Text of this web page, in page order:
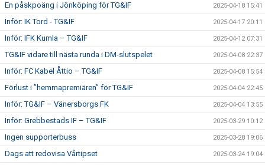
En påskpoäng i Jönköping för TG&IF 2025-04-18 15:41
Inför: IK Tord - TG&IF 2025-04-17 20:11
Inför: IFK Kumla – TG&IF 2025-04-12 07:31
TG&IF vidare till nästa runda i DM-slutspelet 2025-04-08 22:37
Inför: FC Kabel Åttio – TG&IF 2025-04-08 15:54
Förlust i ”hemmapremiären” för TG&IF 2025-04-04 22:45
Inför: TG&IF – Vänersborgs FK 2025-04-04 13:55
Inför: Grebbestads IF – TG&IF 2025-03-29 10:12
Ingen supporterbuss 2025-03-28 19:06
Dags att redovisa Vårtipset 2025-03-24 19:04